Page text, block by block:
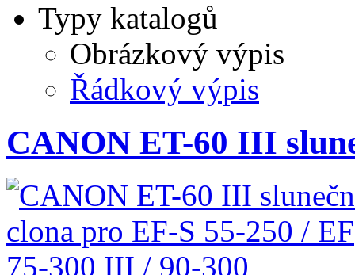
Typy katalogů
Obrázkový výpis
Řádkový výpis
CANON ET-60 III